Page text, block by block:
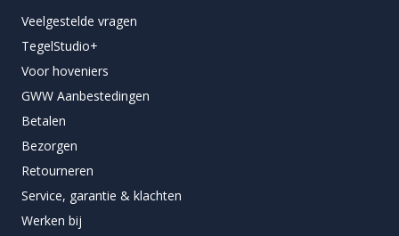
Veelgestelde vragen
TegelStudio+
Voor hoveniers
GWW Aanbestedingen
Betalen
Bezorgen
Retourneren
Service, garantie & klachten
Werken bij